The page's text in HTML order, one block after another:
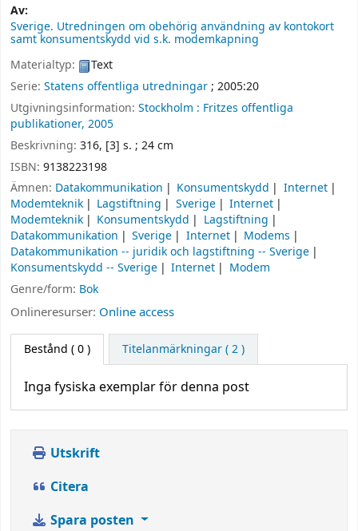
Av:
Sverige. Utredningen om obehörig användning av kontokort
samt konsumentskydd vid s.k. modemkapning
Materialtyp:
Text
Serie: Statens offentliga utredningar; 2005:20
Utgivningsinformation: Stockholm : Fritzes offentliga
publikationer, 2005
Beskrivning: 316, [3] s. ; 24 cm
ISBN: 9138223198
Ämnen: Datakommunikation Konsumentskydd
Internet
Modemteknik
Lagstiftning Sverige
Internet
Modemteknik
Konsumentskydd
Lagstiftning
Datakommunikation
Sverige Internet
Modems
Datakommunikation -- juridik och lagstiftning -- Sverige
Konsumentskydd -- Sverige
Internet
Modem
Genre/form: Bok
Onlineresurser: Online access
Bestånd ( 0 ) Titelanmärkningar ( 2 )
Inga fysiska exemplar för denna post
Utskrift
Citera
Spara posten